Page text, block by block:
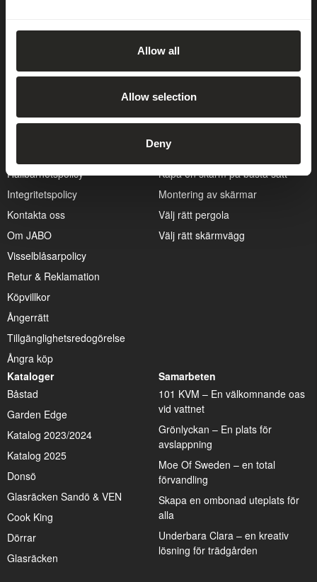
Allow all
Allow selection
Deny
Kundservice
Hållbarhetspolicy
Integritetspolicy
Kontakta oss
Om JABO
Visselblåsarpolicy
Retur & Reklamation
Köpvillkor
Ångerrätt
Tillgänglighetsredogörelse
Ångra köp
Guider
Att välja rätt dörr
Kapa en skärm på bästa sätt
Montering av skärmar
Välj rätt pergola
Välj rätt skärmvägg
Kataloger
Båstad
Garden Edge
Katalog 2023/2024
Katalog 2025
Donsö
Glasräcken Sandö & VEN
Cook King
Dörrar
Glasräcken
Samarbeten
101 KVM – En välkomnande oas
vid vattnet
Grönlyckan – En plats för
avslappning
Moe Of Sweden – en total
förvandling
Skapa en ombonad uteplats för
alla
Underbara Clara – en kreativ
lösning för trädgården